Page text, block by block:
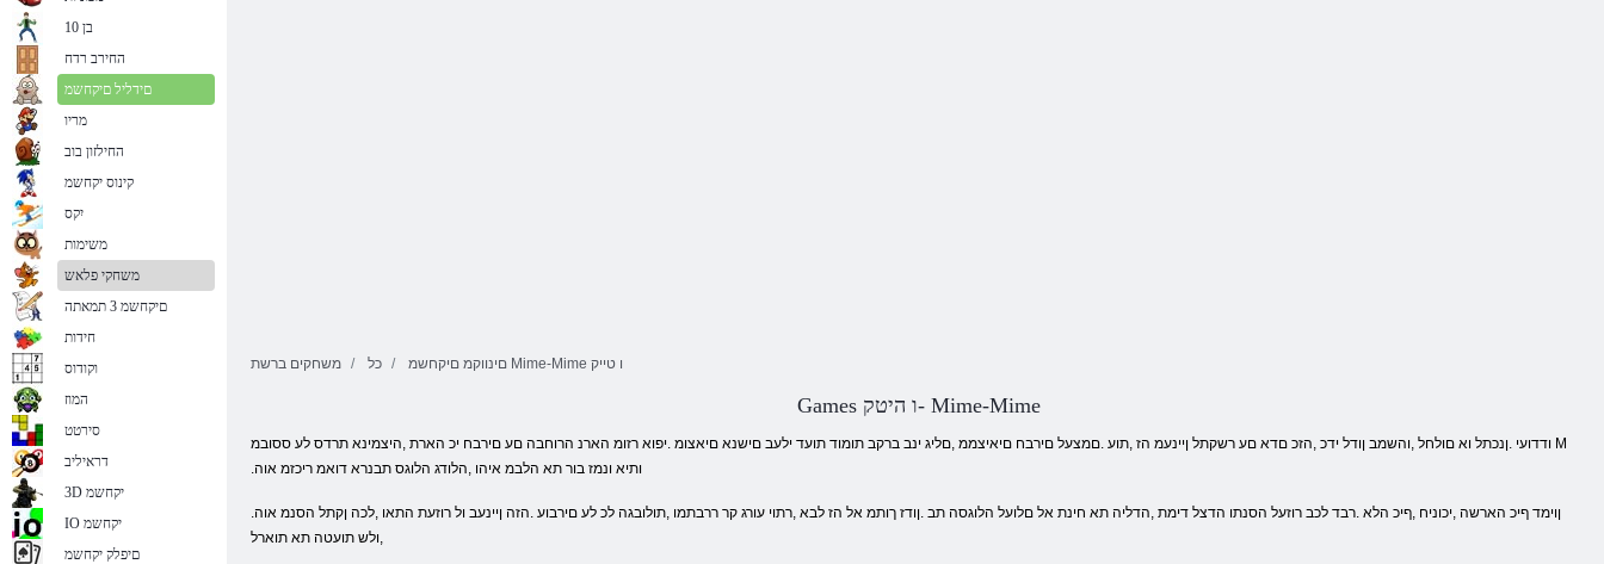
משחקים ברשת כל םינווקמ םיקחשמ Mime-Mime ו טייק
Games ו היטק- Mime-Mime
ודדועי .ןנכתל וא םולחל ,והשמב ןודל ידכ ,הזכ םדא םע רשקתל ןיינעמ הז ,תוע .םמצעל םירבח םיאיצממ ,םליג ינב ברקב תומוד תועד ילעב םישנא םיאצומ .יפוא רזומ הארנ הרוחבה םע םירבח יכ הארת ,היצמינא תרדס לע ססובמ M
.ותיא ונמז בור תא הלבמ איהו ,הלודג הלוגס תבנרא דואמ ריכזמ אוה
.ןוימד ףיכ הארשה ,יכוניח ,ףיכ הלא .רבד לכב רוזעל הסנתו הדצל דימת ,הדליה תא חינת אל םלועל הלוגסה תב .ןודז ךותמ אל הז לבא ,רתוי עורג קר ררבתמו ,תולובגה לכ לע םירבוע .הזה ןיינעב ול רוזעת התאו ,לכה ןקתל הסנמ אוה
,ולש תועטה תא תוארל
בן 10
החירב רדח
םידליל םיקחשמ
מריו
החילזון בוב
קינוס יקחשמ
יִקס
משימות
משחקי פלאש
םיקחשמ 3 תמאתה
חידות
וקודוס
המוז
סירטט
דראיליב
3D יקחשמ
IO יקחשמ
םיפלק יקחשמ